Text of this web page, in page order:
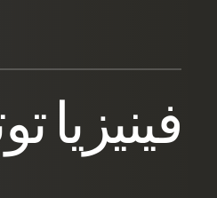
فينيزيا